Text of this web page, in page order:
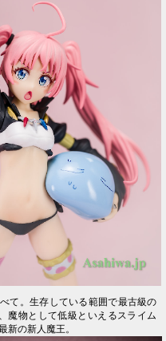
て。生存している範囲で最古級の
魔物として低級といえるスライム
新の新人魔王。